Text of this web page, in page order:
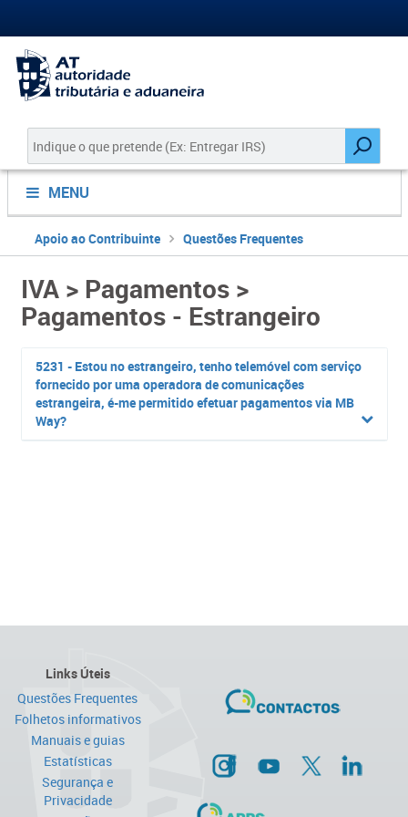
MENU
Apoio ao Contribuinte Questões Frequentes
IVA > Pagamentos >
Pagamentos - Estrangeiro
5231 - Estou no estrangeiro, tenho telemóvel com serviço
fornecido por uma operadora de comunicações
estrangeira, é-me permitido efetuar pagamentos via MB
Way?
Links Úteis
Questões Frequentes
Folhetos informativos
Manuais e guias
Estatísticas
Segurança e
Privacidade